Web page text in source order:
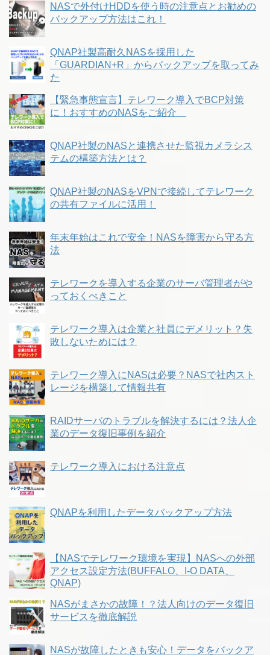
NASで外付けHDDを使う時の注意点とお勧めの
バックアップ方法はこれ！
QNAP社製高耐久NASを採用した
「GUARDIAN+R」からバックアップを取ってみ
た
【緊急事態宣言】テレワーク導入でBCP対策
に！おすすめのNASをご紹介
QNAP社製のNASと連携させた監視カメラシス
テムの構築方法とは？
QNAP社製のNASをVPNで接続してテレワーク
の共有ファイルに活用！
年末年始はこれで安全！NASを障害から守る方
法
テレワークを導入する企業のサーバ管理者がや
っておくべきこと
テレワーク導入は企業と社員にデメリット？失
敗しないためには？
テレワーク導入にNASは必要？NASで社内スト
レージを構築して情報共有
RAIDサーバのトラブルを解決するには？法人企
業のデータ復旧事例を紹介
テレワーク導入における注意点
QNAPを利用したデータバックアップ方法
【NASでテレワーク環境を実現】NASへの外部
アクセス設定方法(BUFFALO、I-O DATA、
QNAP)
NASがまさかの故障！？法人向けのデータ復旧
サービスを徹底解説
NASが故障したときも安心！データをバックア